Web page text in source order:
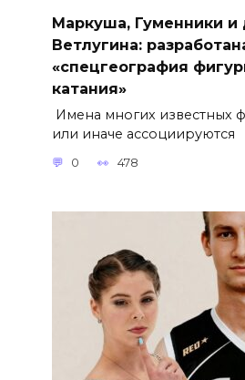
Маркуша, Гуменники и
Ветлугина:
«спецгеография
катания»
Имена многих известных
или иначе ассоциируются
0 478